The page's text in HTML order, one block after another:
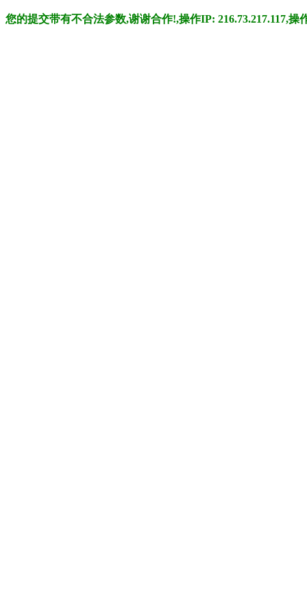
您的提交带有不合法参数,谢谢合作!,操作IP: 216.73.217.117,